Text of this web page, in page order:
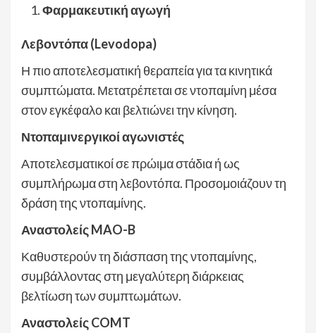
Φαρμακευτική αγωγή
Λεβοντόπα (Levodopa)
Η πιο αποτελεσματική θεραπεία για τα κινητικά
συμπτώματα. Μετατρέπεται σε ντοπαμίνη μέσα
στον εγκέφαλο και βελτιώνει την κίνηση.
Ντοπαμινεργικοί αγωνιστές
Αποτελεσματικοί σε πρώιμα στάδια ή ως
συμπλήρωμα στη λεβοντόπα. Προσομοιάζουν τη
δράση της ντοπαμίνης.
Αναστολείς MAO-B
Καθυστερούν τη διάσπαση της ντοπαμίνης,
συμβάλλοντας στη μεγαλύτερη διάρκειας
βελτίωση των συμπτωμάτων.
Αναστολείς COMT